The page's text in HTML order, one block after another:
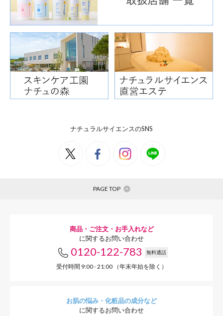
なでおいしく飲め
しさ！お子さまにも無理なく
ナチュラルサイエンスのSNS
PAGE TOP
商品・ご注文・お手入れなど
に関するお問い合わせ
0120-122-783 無料通話
受付時間 9:00 - 21:00 （年末年始を除く）
お肌の悩み・化粧品の成分など
に関するお問い合わせ